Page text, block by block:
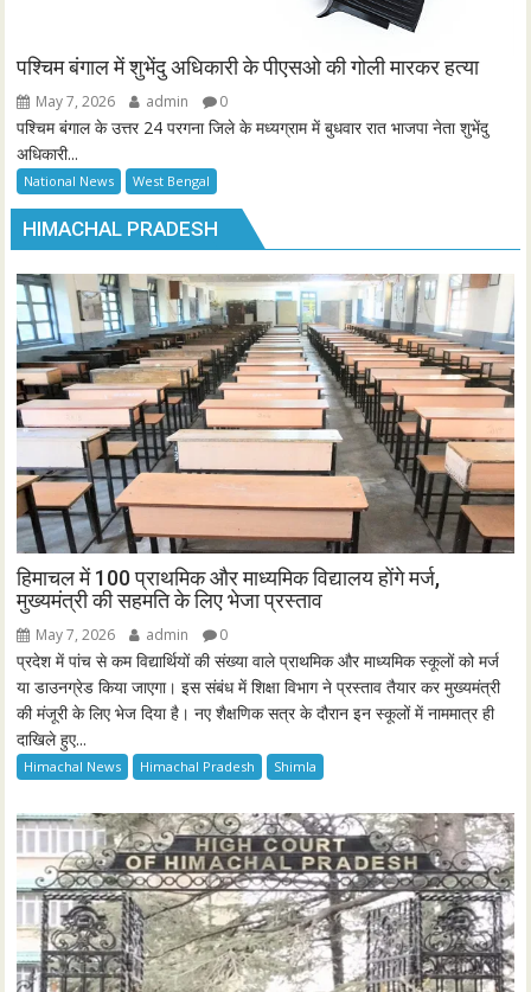
पश्चिम बंगाल में शुभेंदु अधिकारी के पीएसओ की गोली मारकर हत्या
May 7, 2026 admin 0
पश्चिम बंगाल के उत्तर 24 परगना जिले के मध्यग्राम में बुधवार रात भाजपा नेता शुभेंदु
अधिकारी...
National News West Bengal
HIMACHAL PRADESH
हिमाचल में 100 प्राथमिक और माध्यमिक विद्यालय होंगे मर्ज,
मुख्यमंत्री की सहमति के लिए भेजा प्रस्ताव
May 7, 2026 admin 0
प्रदेश में पांच से कम विद्यार्थियों की संख्या वाले प्राथमिक और माध्यमिक स्कूलों को मर्ज
या डाउनग्रेड किया जाएगा। इस संबंध में शिक्षा विभाग ने प्रस्ताव तैयार कर मुख्यमंत्री
की मंजूरी के लिए भेज दिया है। नए शैक्षणिक सत्र के दौरान इन स्कूलों में नाममात्र ही
दाखिले हुए...
Himachal News Himachal Pradesh Shimla